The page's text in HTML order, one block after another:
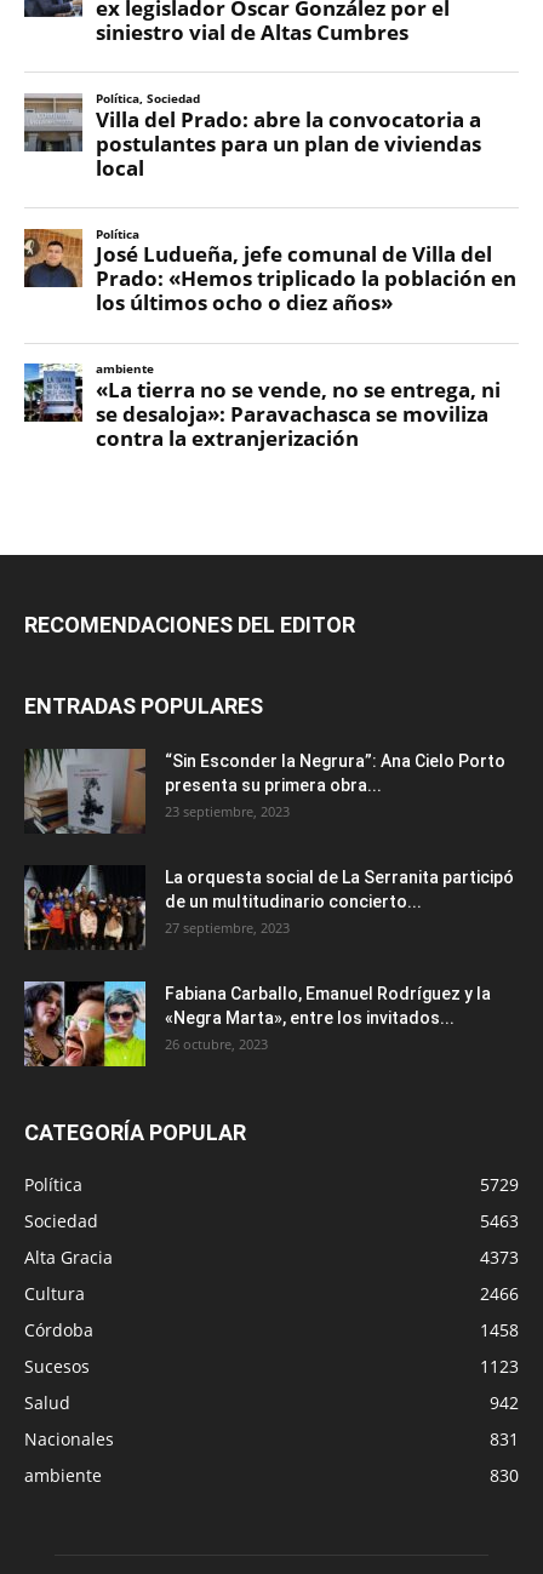
RECOMENDACIONES DEL EDITOR
ENTRADAS POPULARES
“Sin Esconder la Negrura”: Ana Cielo Porto
presenta su primera obra...
23 septiembre, 2023
La orquesta social de La Serranita participó
de un multitudinario concierto...
27 septiembre, 2023
Fabiana Carballo, Emanuel Rodríguez y la
«Negra Marta», entre los invitados...
26 octubre, 2023
CATEGORÍA POPULAR
Política
5729
Sociedad
5463
Alta Gracia
4373
Cultura
2466
Córdoba
1458
Sucesos
1123
Salud
942
Nacionales
831
ambiente
830